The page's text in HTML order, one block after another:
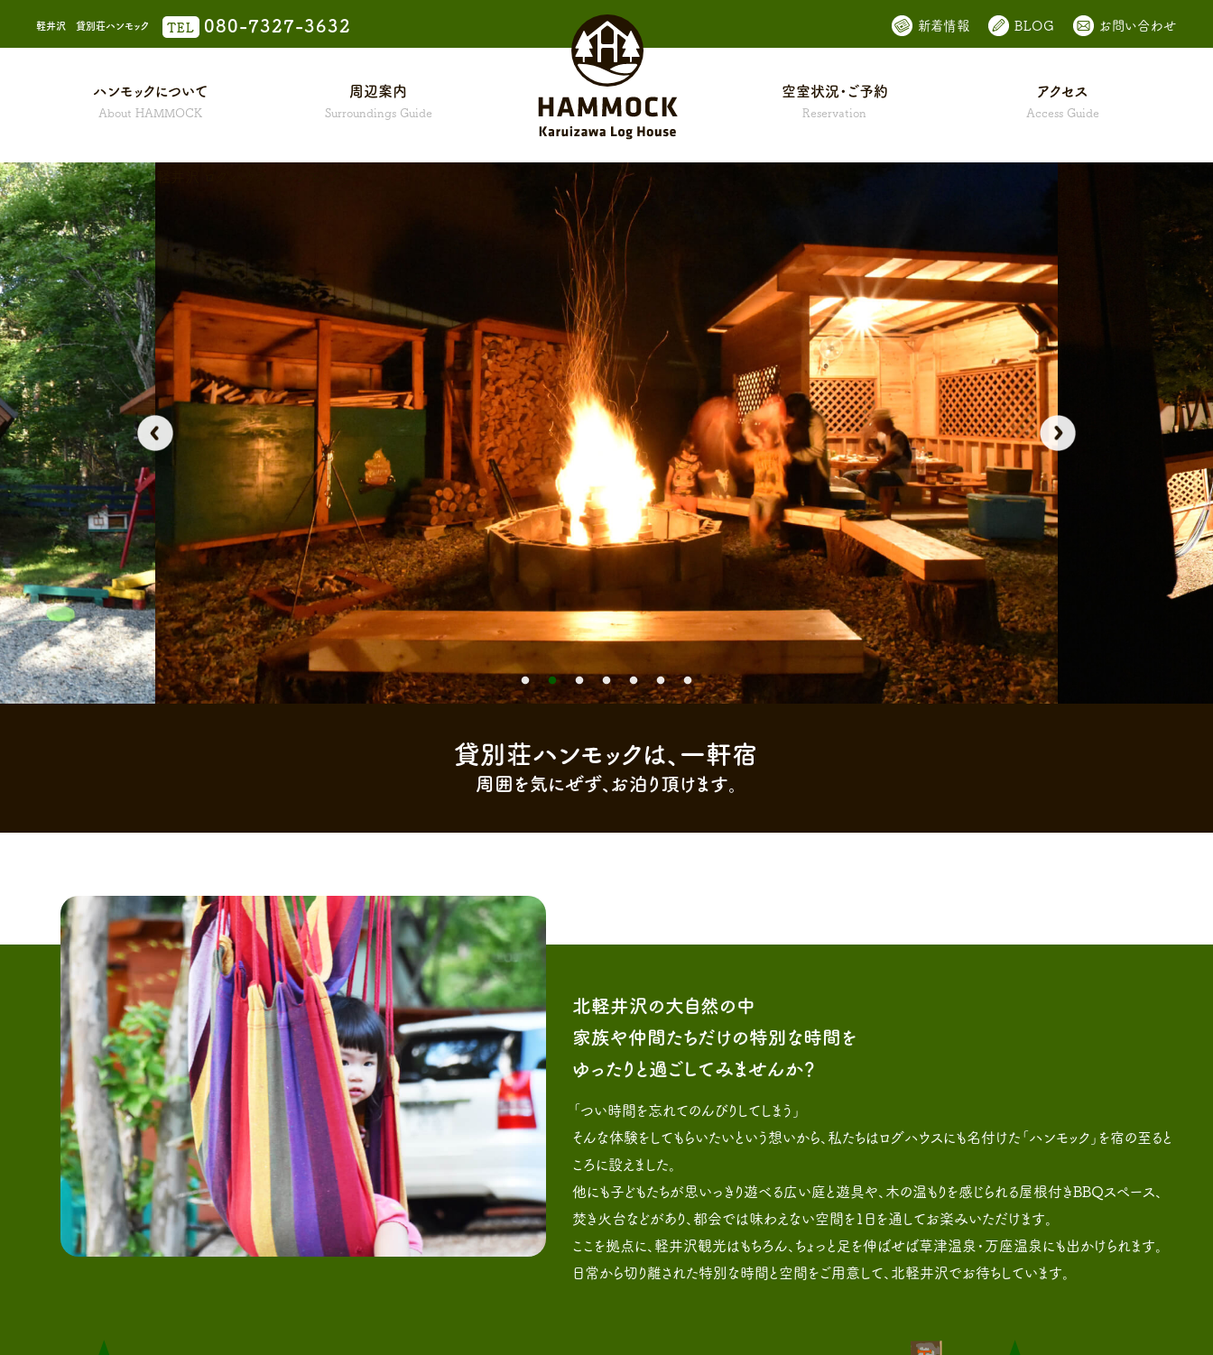
軽井沢 貸別荘ハンモック TEL 080-7327-3632 新着情報 BLOG お問い合わせ
ハンモックについて
About HAMMOCK
ハンモック A棟
ハンモック D棟
周辺案内
Surroundings Guide
空室状況・ご予約
Reservation
アクセス
Access Guide
貸別荘ハンモックは、一軒宿
周囲を気にぜず、お泊り頂けます。
北軽井沢の大自然の中
家族や仲間たちだけの特別な時間を
ゆったりと過ごしてみませんか？
「つい時間を忘れてのんびりしてしまう」
そんな体験をしてもらいたいという想いから、私たちはログハウスにも名付けた「ハンモック」を宿の至ると
ころに設えました。
他にも子どもたちが思いっきり遊べる広い庭と遊具や、木の温もりを感じられる屋根付きBBQスペース、
焚き火台などがあり、都会では味わえない空間を1日を通してお楽みいただけます。
ここを拠点に、軽井沢観光はもちろん、ちょっと足を伸ばせば草津温泉・万座温泉にも出かけられます。
日常から切り離された特別な時間と空間をご用意して、北軽井沢でお待ちしています。